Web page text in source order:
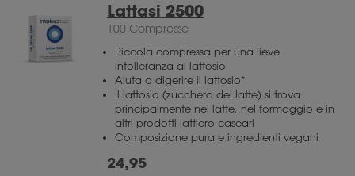
Lattasi 2500
100 Compresse
Piccola compressa per una lieve
intolleranza al lattosio
Aiuta a digerire il lattosio*
Il lattosio (zucchero del latte) si trova
principalmente nel latte, nel formaggio e in
altri prodotti lattiero-caseari
Composizione pura e ingredienti vegani
24,95